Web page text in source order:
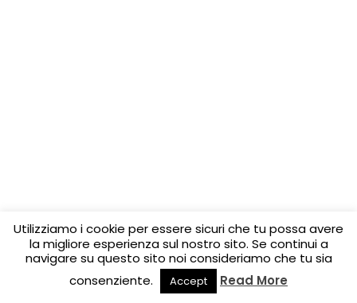
Utilizziamo i cookie per essere sicuri che tu possa avere
la migliore esperienza sul nostro sito. Se continui a
navigare su questo sito noi consideriamo che tu sia
consenziente.
Accept Read More